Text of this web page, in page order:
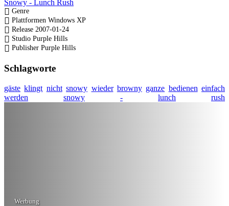
Snowy - Lunch Rush
Genre
Plattformen Windows XP
Release 2007-01-24
Studio Purple Hills
Publisher Purple Hills
Schlagworte
gäste klingt nicht snowy wieder browny ganze bedienen einfach
werden
snowy - lunch rush
Werbung